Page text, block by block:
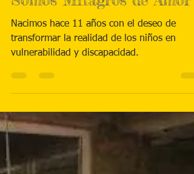
Somos Milagros de Amor
Nacimos hace 11 años con el deseo de
vulnerabilidad y discapacidad.